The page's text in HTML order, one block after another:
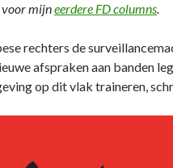
voor mijneerdere FD columns.
rechters de
afspraken aan banden
op dit vlak traineren,